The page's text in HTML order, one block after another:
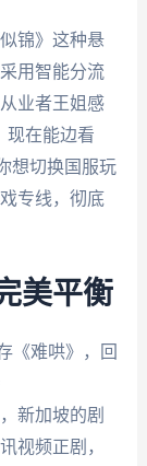
锦》这种悬
用智能分流
业者王姐感
现在能边看
想切换国服玩
专线，彻底
美平衡
《难哄》，回
新加坡的剧
视频正剧，